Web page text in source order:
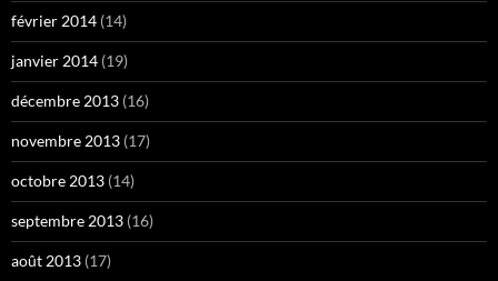
février 2014 (14)
janvier 2014 (19)
décembre 2013 (16)
novembre 2013 (17)
octobre 2013 (14)
septembre 2013 (16)
août 2013 (17)